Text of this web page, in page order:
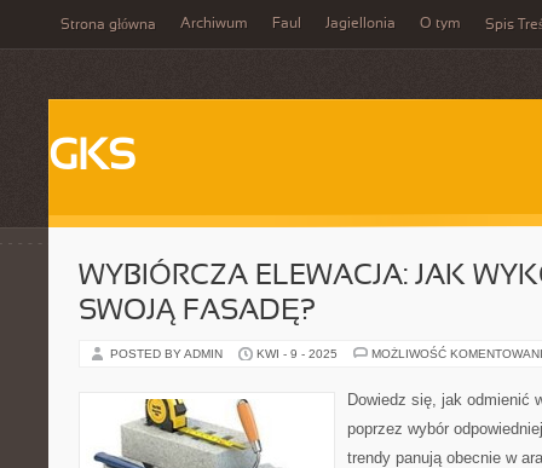
Strona główna Archiwum Faul Jagiellonia O tym Spis
GKS
WYBIÓRCZA ELEWACJA: JAK
SWOJĄ FASADĘ?
POSTED BY ADMIN KWI - 9 - 2025 MOŻLIWOŚĆ
Dowiedz się, jak odmienić
poprzez wybór
trendy panują obecnie w